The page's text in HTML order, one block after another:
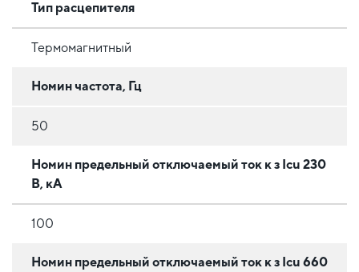
Тип расцепителя
Термомагнитный
Номин частота, Гц
50
Номин предельный отключаемый ток к з Iсu 230
В, кА
100
Номин предельный отключаемый ток к з Iсu 660